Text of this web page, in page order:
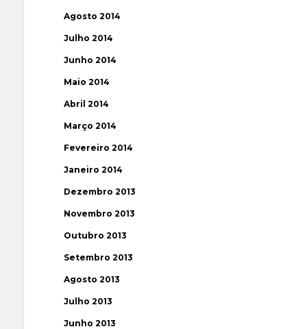
Agosto 2014
Julho 2014
Junho 2014
Maio 2014
Abril 2014
Março 2014
Fevereiro 2014
Janeiro 2014
Dezembro 2013
Novembro 2013
Outubro 2013
Setembro 2013
Agosto 2013
Julho 2013
Junho 2013